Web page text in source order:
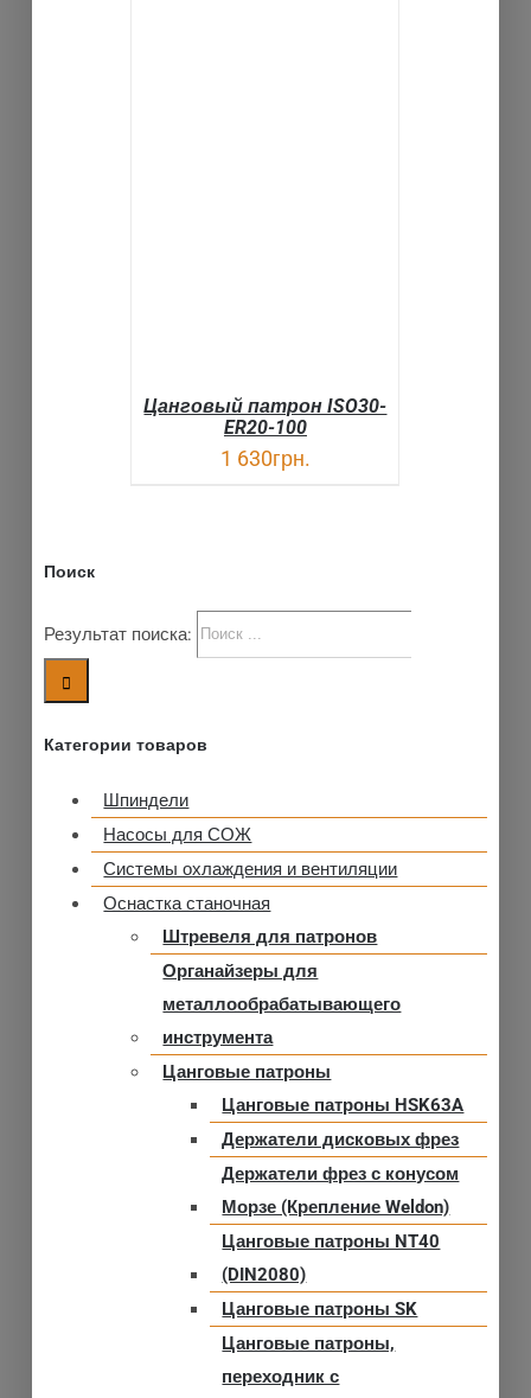
Цанговый патрон ISO30-
ER20-100
1 630грн.
Поиск
Результат поиска:
Категории товаров
Шпиндели
Насосы для СОЖ
Системы охлаждения и вентиляции
Оснастка станочная
Штревеля для патронов
Органайзеры для
металлообрабатывающего
инструмента
Цанговые патроны
Цанговые патроны HSK63A
Держатели дисковых фрез
Держатели фрез с конусом
Морзе (Крепление Weldon)
Цанговые патроны NT40
(DIN2080)
Цанговые патроны SK
Цанговые патроны,
переходник с